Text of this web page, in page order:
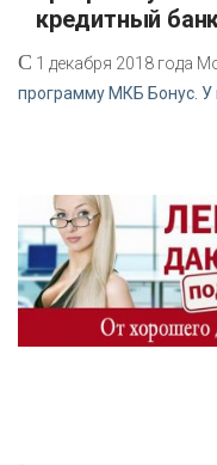
кредитный
С 1 декабря 2018 года
программу МКБ Бонус. У